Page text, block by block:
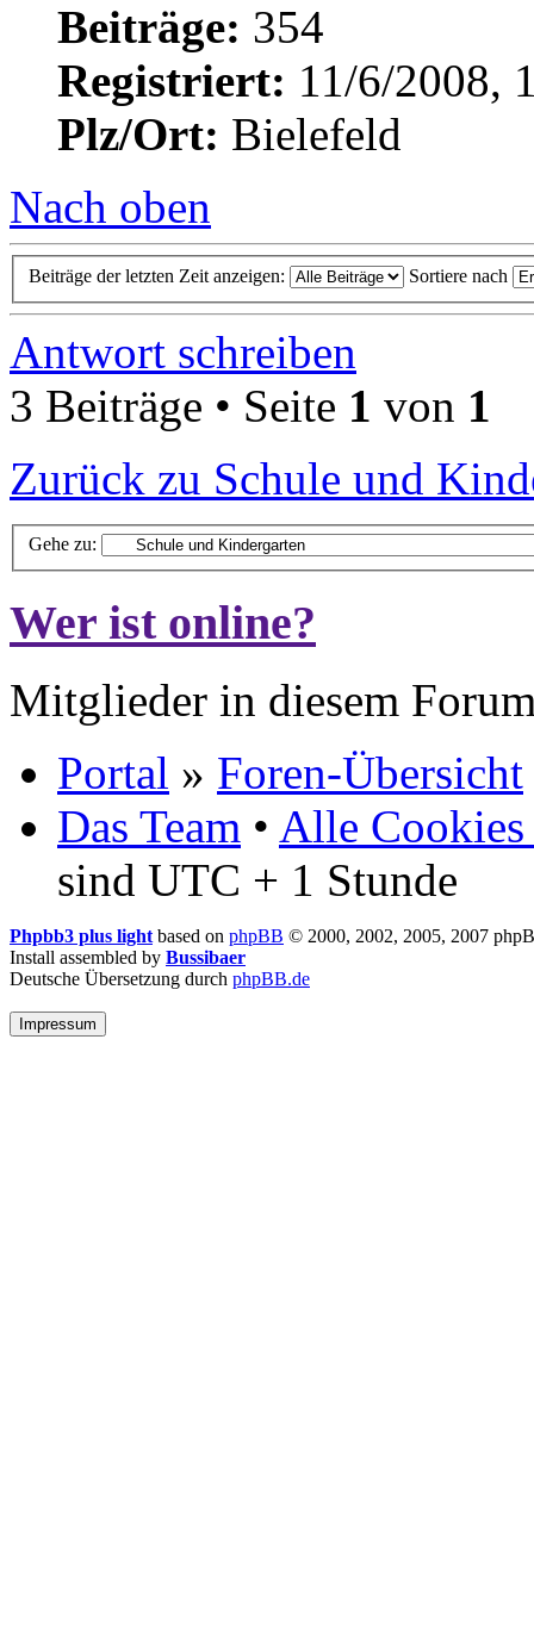
Beiträge: 354
Registriert: 11/6/2008,
Plz/Ort: Bielefeld
Nach oben
Beiträge der letzten Zeit anzeigen: Sortiere nach
Antwort schreiben
3 Beiträge • Seite 1 von 1
Zurück zu Schule und
Gehe zu:
Wer ist online?
Mitglieder in diesem
Portal » Foren-Übersicht
Das Team • Alle Cookies
sind UTC + 1 Stunde
Phpbb3 plus light based on phpBB © 2000, 2002, 2005, 2007
Install assembled by Bussibaer
Deutsche Übersetzung durch phpBB.de